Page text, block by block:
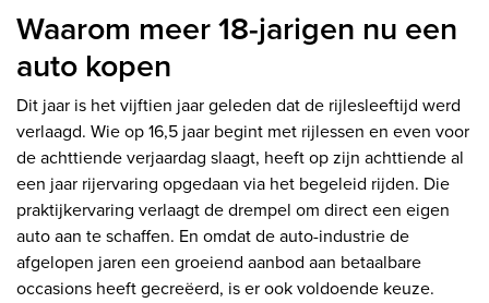
Waarom meer 18-jarigen nu een
auto kopen
Dit jaar is het vijftien jaar geleden dat de rijlesleeftijd werd
verlaagd. Wie op 16,5 jaar begint met rijlessen en even voor
de achttiende verjaardag slaagt, heeft op zijn achttiende al
een jaar rijervaring opgedaan via het begeleid rijden. Die
praktijkervaring verlaagt de drempel om direct een eigen
auto aan te schaffen. En omdat de auto-industrie de
afgelopen jaren een groeiend aanbod aan betaalbare
occasions heeft gecreëerd, is er ook voldoende keuze.